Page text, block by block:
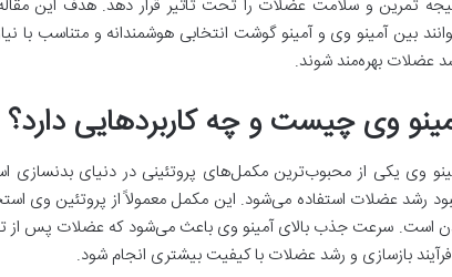
تمرین و سلامت عضلات را تحت تأثیر قرار دهد. هدف این
بین آمینو وی و آمینو گوشت انتخابی هوشمندانه و متناسب با
عضلات بهره‌مند شوند.
وی چیست و چه کاربردهایی دارد؟
وی یکی از محبوب‌ترین مکمل‌های پروتئینی در دنیای بدنسازی
رشد عضلات استفاده می‌شود. این مکمل معمولاً از پروتئین وی
است. سرعت جذب بالای آمینو وی باعث می‌شود که عضلات پس از
بازسازی و رشد عضلات با کیفیت بیشتری انجام شود.